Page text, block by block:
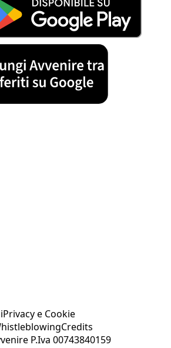
Privacy e Cookie
Credits
P.Iva 00743840159